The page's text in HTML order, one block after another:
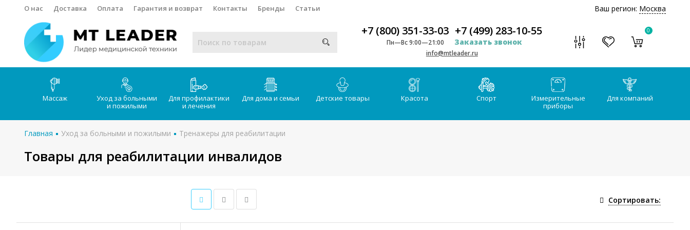
О нас Доставка Оплата Гарантия и возврат Контакты Бренды Статьи Ваш регион: Москва
+7 (800) 351-33-03 +7 (499) 283-10-55
Пн—Вс 9:00—21:00 Заказать звонок
info@mtleader.ru
0
Массаж
Уход за больными
и пожилыми
Для профилактики
и лечения
Для дома и семьи Детские товары Красота Спорт
Измерительные
приборы
Для компаний
Главная Уход за больными и пожилыми Тренажеры для реабилитации
Товары для реабилитации инвалидов
Сортировать: